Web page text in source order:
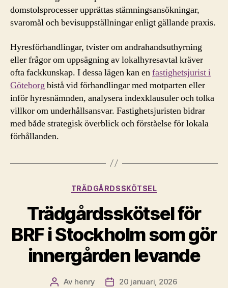
domstolsprocesser upprättas stämningsansökningar,
svaromål och bevisuppställningar enligt gällande praxis.
Hyresförhandlingar, tvister om andrahandsuthyrning
eller frågor om uppsägning av lokalhyresavtal kräver
ofta fackkunskap. I dessa lägen kan enfastighetsjurist i
Göteborgbistå vid förhandlingar med motparten eller
inför hyresnämnden, analysera indexklausuler och tolka
villkor om underhållsansvar. Fastighetsjuristen bidrar
med både strategisk överblick och förståelse för lokala
förhållanden.
Kategorier
TRÄDGÅRDSSKÖTSEL
Trädgårdsskötsel för
BRF i Stockholm som gör
innergården levande
Inläggsförfattare
Av henry Inläggsdatum
20 januari, 2026